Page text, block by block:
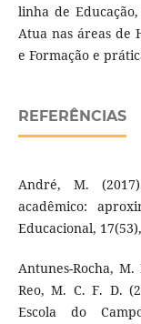
linha de
Atua nas áreas de
e Formação e
REFERÊNCIAS
André, M.
acadêmico:
Educacional,
Antunes-Rocha,
Reo, M. C. F. D.
Escola do